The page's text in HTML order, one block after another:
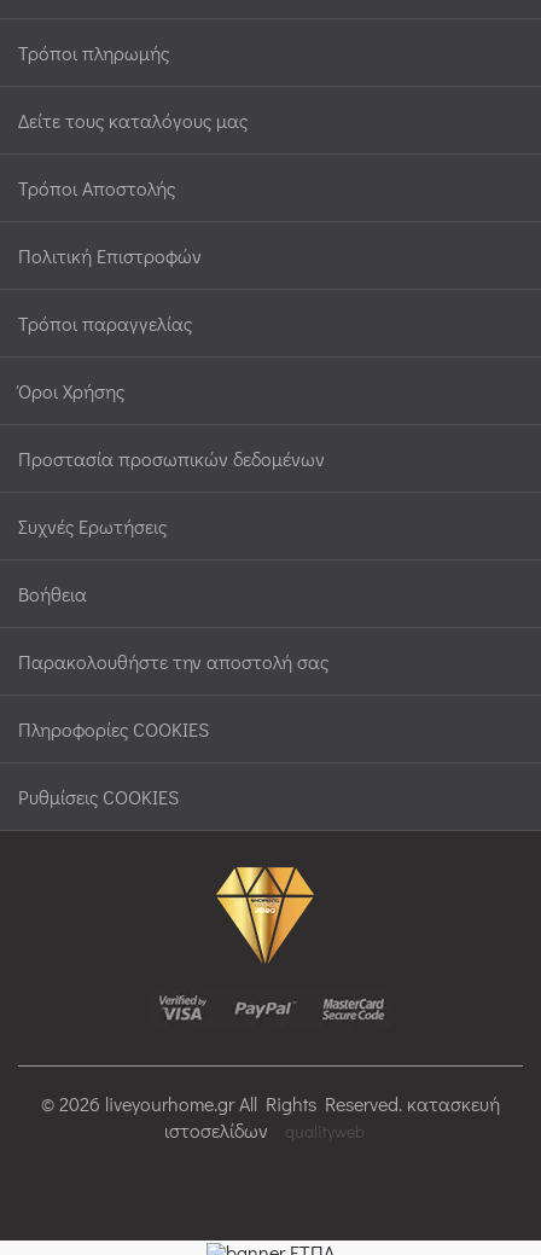
Τρόποι πληρωμής
Δείτε τους καταλόγους μας
Τρόποι Αποστολής
Πολιτική Επιστροφών
Τρόποι παραγγελίας
Όροι Χρήσης
Προστασία προσωπικών δεδομένων
Συχνές Ερωτήσεις
Βοήθεια
Παρακολουθήστε την αποστολή σας
Πληροφορίες COOKIES
Ρυθμίσεις COOKIES
© 2026 liveyourhome.gr All Rights Reserved. κατασκευή
ιστοσελίδων
qualityweb